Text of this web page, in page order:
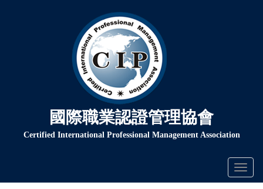
國際職業認證管理協會
Certified International Professional Management Association